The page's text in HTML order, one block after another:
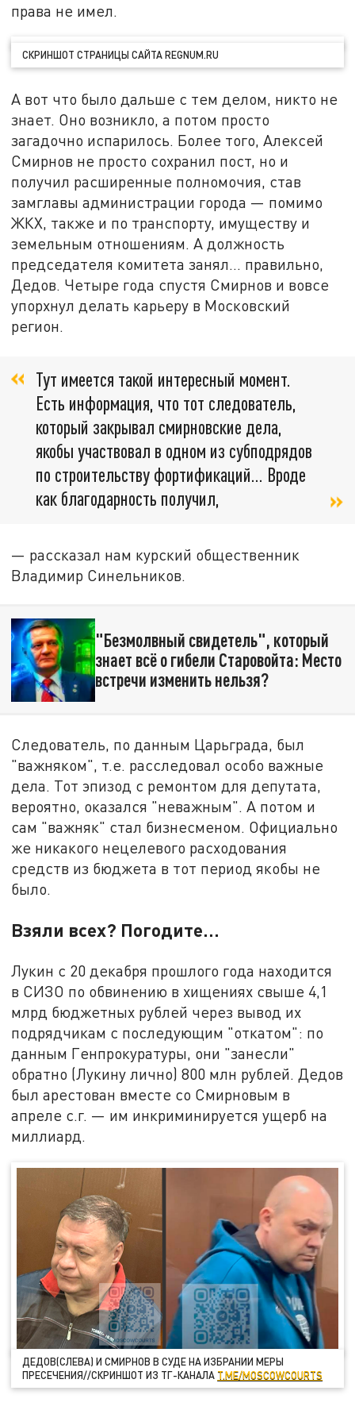
права не имел.
СКРИНШОТ СТРАНИЦЫ САЙТА REGNUM.RU
А вот что было дальше с тем делом, никто не
знает. Оно возникло, а потом просто
загадочно испарилось. Более того, Алексей
Смирнов не просто сохранил пост, но и
получил расширенные полномочия, став
замглавы администрации города — помимо
ЖКХ, также и по транспорту, имуществу и
земельным отношениям. А должность
председателя комитета занял... правильно,
Дедов. Четыре года спустя Смирнов и вовсе
упорхнул делать карьеру в Московский
регион.
Тут имеется такой интересный момент.
Есть информация, что тот следователь,
который закрывал смирновские дела,
якобы участвовал в одном из субподрядов
по строительству фортификаций... Вроде
как благодарность получил,
— рассказал нам курский общественник
Владимир Синельников.
"Безмолвный свидетель", который
знает всё о гибели Старовойта: Место
встречи изменить нельзя?
Следователь, по данным Царьграда, был
"важняком", т.е. расследовал особо важные
дела. Тот эпизод с ремонтом для депутата,
вероятно, оказался "неважным". А потом и
сам "важняк" стал бизнесменом. Официально
же никакого нецелевого расходования
средств из бюджета в тот период якобы не
было.
Взяли всех? Погодите...
Лукин с 20 декабря прошлого года находится
в СИЗО по обвинению в хищениях свыше 4,1
млрд бюджетных рублей через вывод их
подрядчикам с последующим "откатом": по
данным Генпрокуратуры, они "занесли"
обратно (Лукину лично) 800 млн рублей. Дедов
был арестован вместе со Смирновым в
апреле с.г. — им инкриминируется ущерб на
миллиард.
ДЕДОВ(СЛЕВА) И СМИРНОВ В СУДЕ НА ИЗБРАНИИ МЕРЫ
ПРЕСЕЧЕНИЯ//СКРИНШОТ ИЗ ТГ-КАНАЛА T.ME/MOSCOWCOURTS